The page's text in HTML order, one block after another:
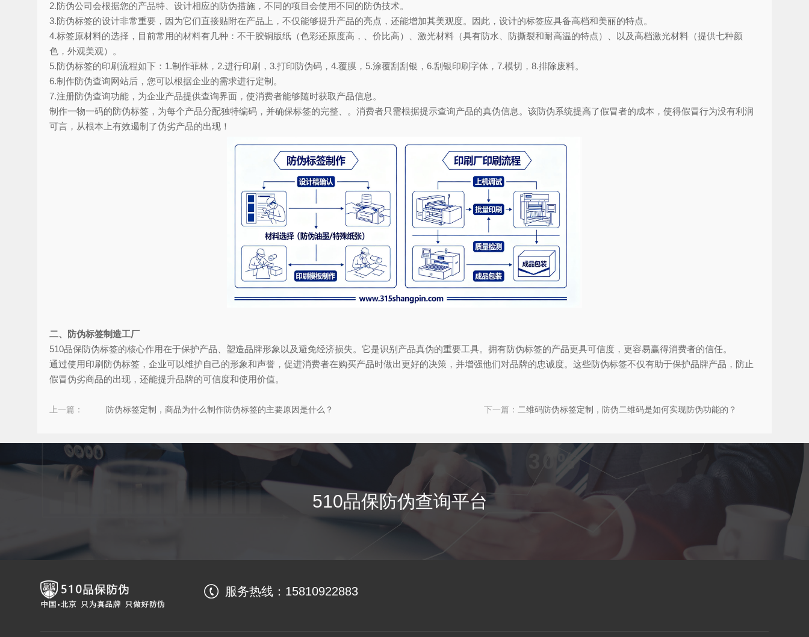
2.防伪公司会根据您的产品特、设计相应的防伪措施，不同的项目会使用不同的防伪技术。
3.防伪标签的设计非常重要，因为它们直接贴附在产品上，不仅能够提升产品的亮点，还能增加其美观度。因此，设计的标签应具备高档和美丽的特点。
4.标签原材料的选择，目前常用的材料有几种：不干胶铜版纸（色彩还原度高，、价比高）、激光材料（具有防水、防撕裂和耐高温的特点）、以及高档激光材料（提供七种颜
色，外观美观）。
5.防伪标签的印刷流程如下：1.制作菲林，2.进行印刷，3.打印防伪码，4.覆膜，5.涂覆刮刮银，6.刮银印刷字体，7.模切，8.排除废料。
6.制作防伪查询网站后，您可以根据企业的需求进行定制。
7.注册防伪查询功能，为企业产品提供查询界面，使消费者能够随时获取产品信息。
制作一物一码的防伪标签，为每个产品分配独特编码，并确保标签的完整、。消费者只需根据提示查询产品的真伪信息。该防伪系统提高了假冒者的成本，使得假冒行为没有利润
可言，从根本上有效遏制了伪劣产品的出现！
二、防伪标签制造工厂
510品保防伪标签的核心作用在于保护产品、塑造品牌形象以及避免经济损失。它是识别产品真伪的重要工具。拥有防伪标签的产品更具可信度，更容易赢得消费者的信任。
通过使用印刷防伪标签，企业可以维护自己的形象和声誉，促进消费者在购买产品时做出更好的决策，并增强他们对品牌的忠诚度。这些防伪标签不仅有助于保护品牌产品，防止
假冒伪劣商品的出现，还能提升品牌的可信度和使用价值。
上一篇： 防伪标签定制，商品为什么制作防伪标签的主要原因是什么？ 下一篇： 二维码防伪标签定制，防伪二维码是如何实现防伪功能的？
510品保防伪查询平台
服务热线： 15810922883